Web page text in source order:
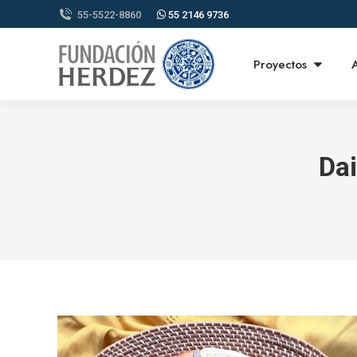
55-5522-8860 55 2146 9736
Proyectos